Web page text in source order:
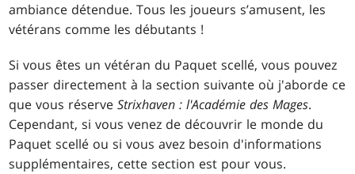
ambiance détendue. Tous les joueurs s’amusent, les
vétérans comme les débutants !
Si vous êtes un vétéran du Paquet scellé, vous pouvez
passer directement à la section suivante où j'aborde ce
que vous réserveStrixhaven : l'Académie des Mages.
Cependant, si vous venez de découvrir le monde du
Paquet scellé ou si vous avez besoin d'informations
supplémentaires, cette section est pour vous.